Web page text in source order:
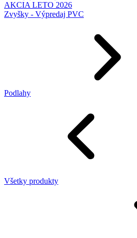
AKCIA LETO 2026
Zvyšky - Výpredaj PVC
Podlahy
Všetky produkty